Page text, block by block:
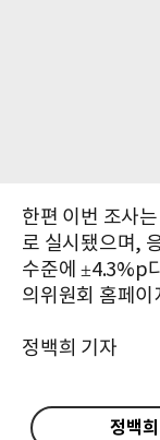
한편 이번 조사
로 실시됐으며,
수준에 ±4.3%p
의위원회 홈페
정백희 기자
정백